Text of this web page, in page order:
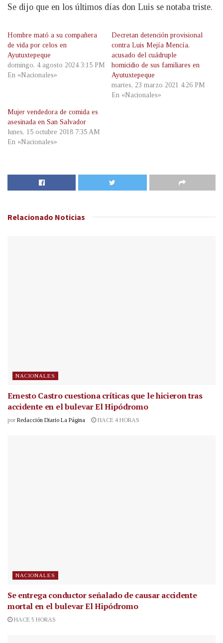
Se dijo que en los últimos días don Luis se notaba triste.
Hombre mató a su compañera
de vida por celos en
Ayutuxtepeque
domingo, 4 agosto 2024 3:15 PM
En «Nacionales»
Decretan detención provisional
contra Luis Mejía Mencía,
acusado del cuádruple
homicidio de sus familiares en
Ayutuxtepeque
martes, 23 marzo 2021 4:26 PM
En «Nacionales»
Mujer vendedora de comida es
asesinada en San Salvador
lunes, 15 octubre 2018 7:35 AM
En «Nacionales»
Relacionado Noticias
NACIONALES
Ernesto Castro cuestiona críticas que le hicieron tras
accidente en el bulevar El Hipódromo
por Redacción Diario La Página HACE 4 HORAS
NACIONALES
Se entrega conductor señalado de causar accidente
mortal en el bulevar El Hipódromo
HACE 5 HORAS